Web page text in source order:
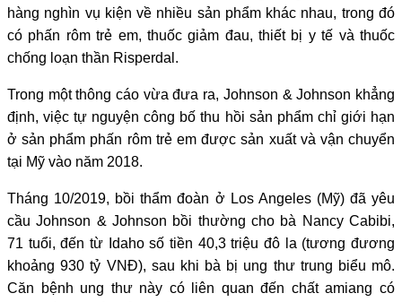
hàng nghìn vụ kiện về nhiều sản phẩm khác nhau, trong đó
có phấn rôm trẻ em, thuốc giảm đau, thiết bị y tế và thuốc
chống loạn thần Risperdal.
Trong một thông cáo vừa đưa ra, Johnson & Johnson khẳng
định, việc tự nguyện công bố thu hồi sản phẩm chỉ giới hạn
ở sản phẩm phấn rôm trẻ em được sản xuất và vận chuyển
tại Mỹ vào năm 2018.
Tháng 10/2019, bồi thẩm đoàn ở Los Angeles (Mỹ) đã yêu
cầu Johnson & Johnson bồi thường cho bà Nancy Cabibi,
71 tuổi, đến từ Idaho số tiền 40,3 triệu đô la (tương đương
khoảng 930 tỷ VNĐ), sau khi bà bị ung thư trung biểu mô.
Căn bệnh ung thư này có liên quan đến chất amiang có